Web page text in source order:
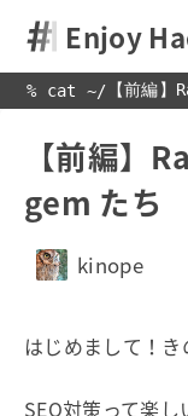
Enjoy
% cat ~/ 【前編
【前編】
gem たち
kinope
はじめまして！き
SEO対策って楽